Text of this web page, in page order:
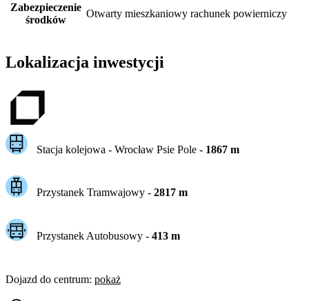
Zabezpieczenie
środków
Otwarty mieszkaniowy rachunek powierniczy
Lokalizacja inwestycji
Stacja kolejowa - Wrocław Psie Pole- 1867m
Przystanek Tramwajowy - 2817m
Przystanek Autobusowy - 413m
Dojazd do centrum: pokaż